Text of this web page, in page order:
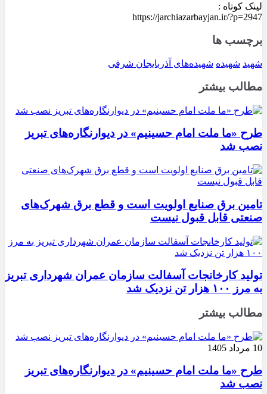
لینک کوتاه :
https://jarchiazarbayjan.ir/?p=2947
برچسب ها
شهید شهیده شهیده‌های آذربایجان شرقی
مطالب بیشتر
طرح «ما ملت امام حسینیم» در دیوارنگاره‌های تبریز
نصب شد
تامین برق صنایع اولویت است و قطع برق شهرک‌های
صنعتی قابل قبول نیست
تولید کارخانجات آسفالت سازمان عمران شهرداری تبریز
به مرز ۱۰۰ هزار تن نزدیک شد
مطالب بیشتر
10 مرداد 1405
طرح «ما ملت امام حسینیم» در دیوارنگاره‌های تبریز
نصب شد